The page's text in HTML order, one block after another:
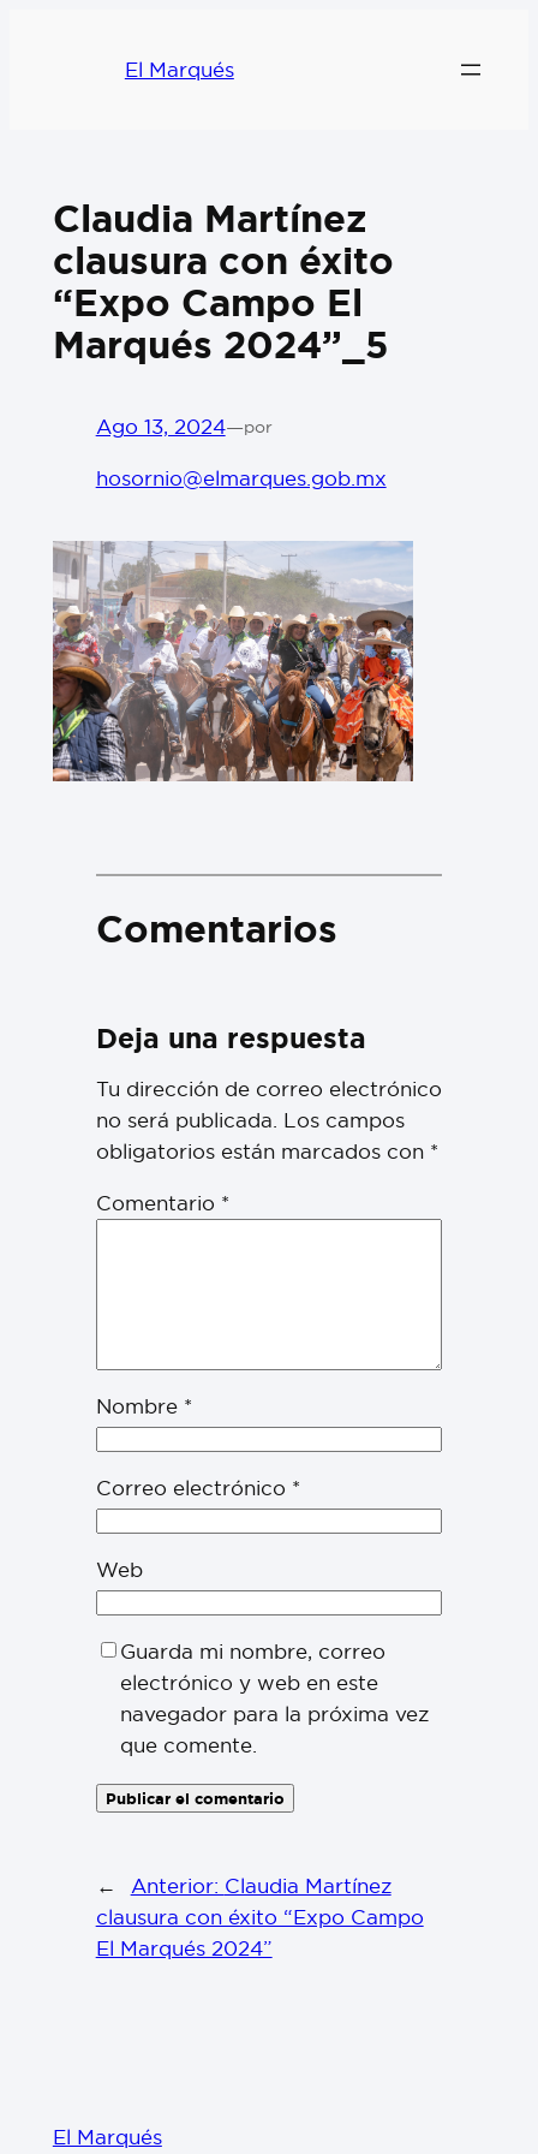
El Marqués
Claudia Martínez
clausura con éxito
“Expo Campo El
Marqués 2024”_5
Ago 13, 2024—por
hosornio@elmarques.gob.mx
Comentarios
Deja una respuesta
Tu dirección de correo electrónico
no será publicada. Los campos
obligatorios están marcados con *
Comentario *
Nombre *
Correo electrónico *
Web
Guarda mi nombre, correo
electrónico y web en este
navegador para la próxima vez
que comente.
← Anterior: Claudia Martínez
clausura con éxito “Expo Campo
El Marqués 2024”
El Marqués